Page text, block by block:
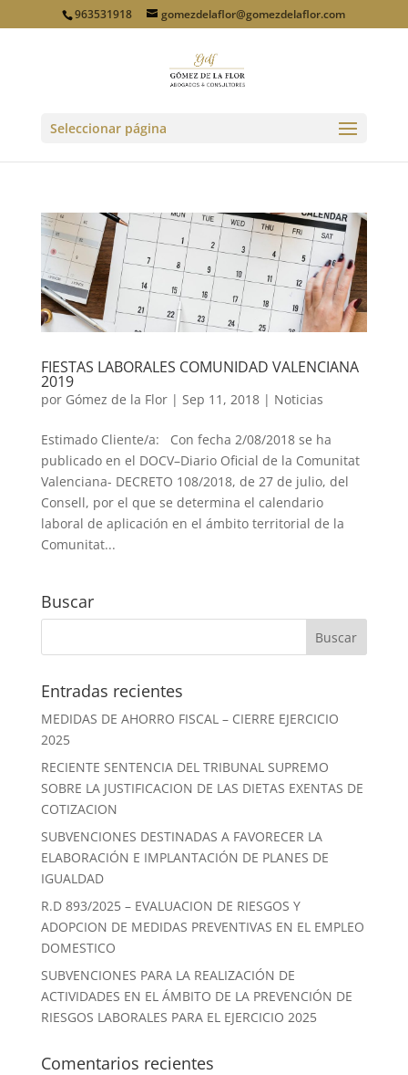
963531918 gomezdelaflor@gomezdelaflor.com
Seleccionar página
FIESTAS LABORALES COMUNIDAD VALENCIANA
2019
por Gómez de la Flor| Sep 11, 2018| Noticias
Estimado Cliente/a: Con fecha 2/08/2018 se ha
publicado en el DOCV–Diario Oficial de la Comunitat
Valenciana- DECRETO 108/2018, de 27 de julio, del
Consell, por el que se determina el calendario
laboral de aplicación en el ámbito territorial de la
Comunitat...
Buscar
Entradas recientes
MEDIDAS DE AHORRO FISCAL – CIERRE EJERCICIO
2025
RECIENTE SENTENCIA DEL TRIBUNAL SUPREMO
SOBRE LA JUSTIFICACION DE LAS DIETAS EXENTAS DE
COTIZACION
SUBVENCIONES DESTINADAS A FAVORECER LA
ELABORACIÓN E IMPLANTACIÓN DE PLANES DE
IGUALDAD
R.D 893/2025 – EVALUACION DE RIESGOS Y
ADOPCION DE MEDIDAS PREVENTIVAS EN EL EMPLEO
DOMESTICO
SUBVENCIONES PARA LA REALIZACIÓN DE
ACTIVIDADES EN EL ÁMBITO DE LA PREVENCIÓN DE
RIESGOS LABORALES PARA EL EJERCICIO 2025
Comentarios recientes